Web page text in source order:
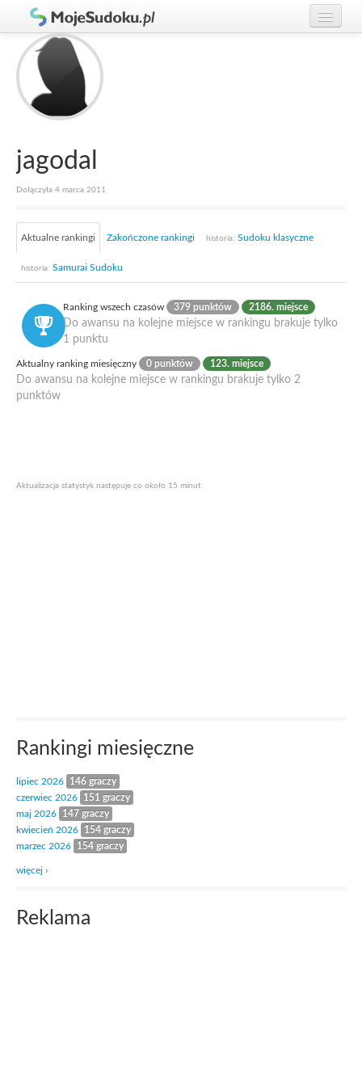
Graj w Sudoku!
Zasady Sudoku
Rankingi
jagodal
Dołączyła 4 marca 2011
Aktualne rankingi Zakończone rankingi historia: Sudoku klasyczne
historia: Samurai Sudoku
Ranking wszech czasów 379 punktów 2186. miejsce
Do awansu na kolejne miejsce w rankingu brakuje tylko
1 punktu
Aktualny ranking miesięczny 0 punktów 123. miejsce
Do awansu na kolejne miejsce w rankingu brakuje tylko 2
punktów
Aktualizacja statystyk następuje co około 15 minut.
Rankingi miesięczne
lipiec 2026
146 graczy
czerwiec 2026
151 graczy
maj 2026
147 graczy
kwiecień 2026
154 graczy
marzec 2026
154 graczy
więcej ›
Reklama